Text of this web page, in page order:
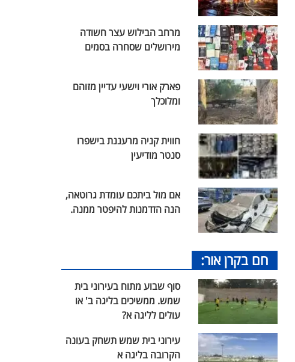
מרחב הבילוש עצר חשודה
מירושלים שסחרה בסמים
פארק אורי וישעי עדיין מזוהם
ומלוכלך
חווית קניה מרעננת בישפרו
סנטר מודיעין
אם מול ביתכם עומדת גרוטאה,
הנה הזדמנות להיפטר ממנה.
חם בקרן אור:
סוף שבוע מתוח בעירוני בית
שמש. ממשיכים בליגה ב' או
עולים לליגה א?
עירוני בית שמש תשחק בעונה
הקרובה בליגה א